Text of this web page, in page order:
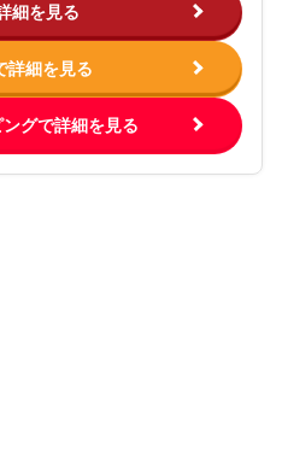
細を見る
詳細を見る
グで詳細を見る